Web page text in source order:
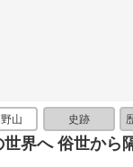
山 史跡
界へ 俗世から